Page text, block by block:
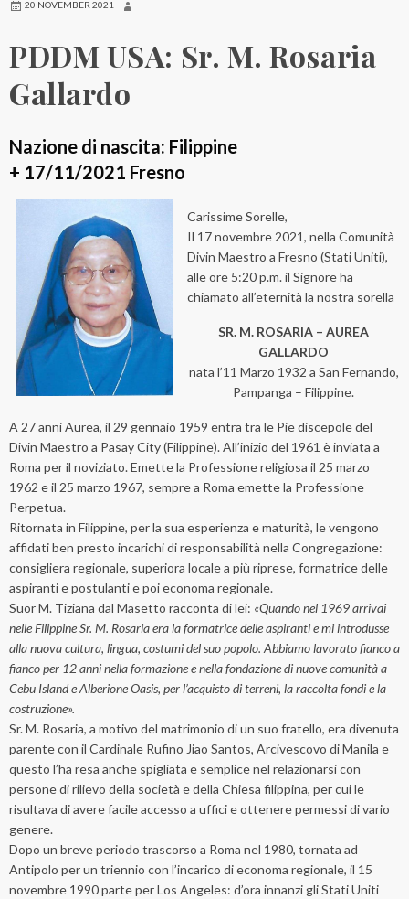
20 NOVEMBER 2021
PDDM USA: Sr. M. Rosaria
Gallardo
Nazione di nascita: Filippine
+ 17/11/2021 Fresno
Carissime Sorelle,
Il 17 novembre 2021, nella Comunità
Divin Maestro a Fresno (Stati Uniti),
alle ore 5:20 p.m. il Signore ha
chiamato all’eternità la nostra sorella
SR. M. ROSARIA – AUREA
GALLARDO
nata l’11 Marzo 1932 a San Fernando,
Pampanga – Filippine.
A 27 anni Aurea, il 29 gennaio 1959 entra tra le Pie discepole del
Divin Maestro a Pasay City (Filippine). All’inizio del 1961 è inviata a
Roma per il noviziato. Emette la Professione religiosa il 25 marzo
1962 e il 25 marzo 1967, sempre a Roma emette la Professione
Perpetua.
Ritornata in Filippine, per la sua esperienza e maturità, le vengono
affidati ben presto incarichi di responsabilità nella Congregazione:
consigliera regionale, superiora locale a più riprese, formatrice delle
aspiranti e postulanti e poi economa regionale.
Suor M. Tiziana dal Masetto racconta di lei: «Quando nel 1969 arrivai
nelle Filippine Sr. M. Rosaria era la formatrice delle aspiranti e mi introdusse
alla nuova cultura, lingua, costumi del suo popolo. Abbiamo lavorato fianco a
fianco per 12 anni nella formazione e nella fondazione di nuove comunità a
Cebu Island e Alberione Oasis, per l’acquisto di terreni, la raccolta fondi e la
costruzione».
Sr. M. Rosaria, a motivo del matrimonio di un suo fratello, era divenuta
parente con il Cardinale Rufino Jiao Santos, Arcivescovo di Manila e
questo l’ha resa anche spigliata e semplice nel relazionarsi con
persone di rilievo della società e della Chiesa filippina, per cui le
risultava di avere facile accesso a uffici e ottenere permessi di vario
genere.
Dopo un breve periodo trascorso a Roma nel 1980, tornata ad
Antipolo per un triennio con l’incarico di economa regionale, il 15
novembre 1990 parte per Los Angeles: d’ora innanzi gli Stati Uniti